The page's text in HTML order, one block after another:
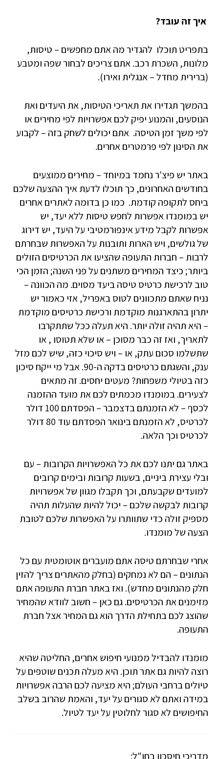
איך זה עובד?
בתפריט תוכלו להגדיר מה אתם מחפשים – טיסות,
מלונות, השכרת רכב. אתם צריכים לבחור שפה ומטבע
(ברירית מחדל – אנגלית ואירו).
בהמשך תגדירו את תאריכי הטיסות, את היעדים ואת
הנוסעים, והמנוע יפיק לכם אפשרויות לפי מחירים או
לפי משך זמן הטיסה. אתם יכולים לשחק בזה – לקבוע
את הסינון לפי פרמטרים אחרים.
באתר יש פיצ'ר נחמד במיוחד – מחירים ממוצעים
בחודשים האחרונים, כך תוכלו לדעת איך ההצעה שלכם
ביחס לתקופה קודמת. כמו כן בדומה לאתרים אחרים
יש במומנדו אפשרות לחפש טיסות ללא יעד, יש
אפשרות לקבל מידע אינפורמטיבי על היעד, יש דירוג
של גולשים, ויש הארות ותובנות על האפשרות שבחרתם
לרבות – חברות התעופה שהציעו את הכרטיסים הזולים
ביותר; כיצד המחירים משתנים על פני השנה; הזמן הכי
טוב לרכישת כרטיס טיסה ביעד מסוים. מה הכוונה –
נניח שאתם מתכוונים לטוס באפריל, אזי כאמור יש
יתרון בהתארגנות מוקדמת ורכישת כרטיסים מוקדמת
– היא תהיה זולה יותר. היא תעלה ככל שתתקרבו
לתאריך, ואז זה כבר מסוכן – או שלא תטוסו , או
שתשלמו סכום עתק, או – ויש סיכוי כזה, שיש לכם מזל
ענק, והשגתם כרטיסים בדקה ה-90. אבל מי ייקח סיכון
כזה בטיולי משפחות? מעטים יחסים. זה מתאים
לצעירים. במומנדו מכמתים לכם את מועד ההזמנה
לכסף – לא הזמנתם בדצמבר – הפסדתם 100 דולר
לכרטיס, לא הזמנתם בינואר הפסדתם עוד 80 דולר
לכרטיס וכך הלאה.
באתר גם יתנו לכם את כל האפשרויות הקרובות – עם
ובלי עצירת ביניים, בשעות קרובות ובימים קרובים
למועדים שקבעתם, וכך תקבלו מגוון של אפשרויות
קרובות לבקשה שלכם – יכול להיות שהעלות תהיה
מספיק זולה כדי שתוותרו על האפשרות שלכם לטובת
הצעה של מומנדו.
אחרי שבחרתם טיסה אתם מועברים אוטומטית עם כל
הנתונים – הם לא נמחקים (בחלק מהאתרים צריך להזין
חלק מהנתונים מחדש). ואז באתר חברת התעופה אתם
מזימנים את הכרטיסים. גם כאן – חשוב לוודא שהמחיר
שהוצג לכם בתחילת הדרך הוא גם המחיר אצל חברת
התעופה.
מומנדו להבדיל ממנועי חיפוש אחרים, החליטה שהיא
רוצה להיות גם אתר תוכן. היא מעלה תכנים שוטפים על
טיולים ברחבי העולם; היא מציעה לכם הרבה אפשרויות
במידה ואתם לא סגורים על יעד, והאמת שהרוב בשלב
החיפושים לא סגור לחלוטין על יעד לטיול.
מדריכי חיסכון בחו"ל: